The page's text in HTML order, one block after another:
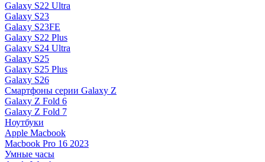
Galaxy S22 Ultra
Galaxy S23
Galaxy S23FE
Galaxy S22 Plus
Galaxy S24 Ultra
Galaxy S25
Galaxy S25 Plus
Galaxy S26
Смартфоны серии Galaxy Z
Galaxy Z Fold 6
Galaxy Z Fold 7
Ноутбуки
Apple Macbook
Macbook Pro 16 2023
Умные часы